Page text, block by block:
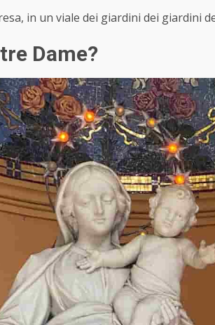
in un viale dei giardini dei giardini
Dame?